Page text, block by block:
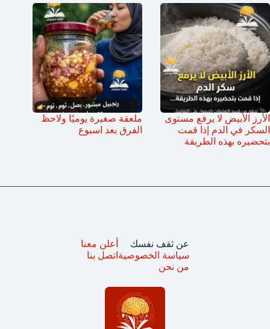
الأرز الأبيض لا يرفع مستوى
السكر في الدم إذا قمت
بتحضيره بهذه الطريقة
ملعقة صغيرة يوميًا ولاحظ
الفرق بعد اسبوع
عن ثقف نفسك
سياسة الخصوصية
من نحن
أعلن معنا
اتصل بنا